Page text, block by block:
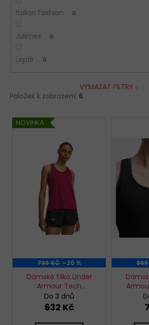
Italian Fashion 0
Julimex 0
Leptir 0
VYMAZAT FILTRY
Položek k zobrazení: 6
V
ý
t
ů
NOVINKA
799 KČ –20 %
Dámské tílko Under
Armour Tech
Knockout Tank
Do 3 dnů
632 Kč
899